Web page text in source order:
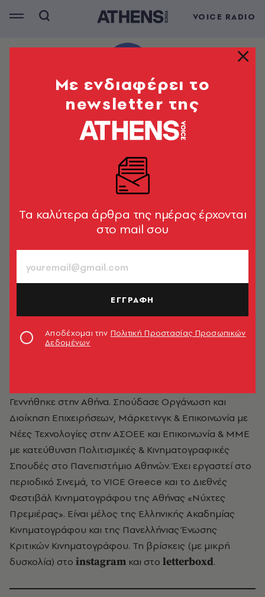
VOICE RADIO
Γεννήθηκε στην Αθήνα. Σπούδασε Οργάνωση και
Διοίκηση Επιχειρήσεων, Μάρκετινγκ & Επικοινωνία με
Νέες Τεχνολογίες στην ΑΣΟΕΕ και Επικοινωνία & ΜΜΕ
με κατεύθυνση Πολιτισμικές & Κινηματογραφικές
Σπουδές στο Πανεπιστήμιο Αθηνών. Έχει εργαστεί στο
περιοδικό Σινεμά, το VICE Greece και το Διεθνές
Φεστιβάλ Κινηματογράφου της Αθήνας «Νύχτες
Πρεμιέρας». Είναι μέλος της Ελληνικής Ακαδημίας
Κινηματογράφου και της Πανελλήνιας Ένωσης
Κριτικών Κινηματογράφου. Τη βρίσκεις (με μικρή
δυσκολία) στο instagram και στο letterboxd.
Mε ενδιαφέρει το
newsletter της
Tα καλύτερα άρθρα της ημέρας έρχονται
στο mail σου
ΕΓΓΡΑΦΗ
Αποδέχομαι την Πολιτική Προστασίας Προσωπικών
Δεδομένων